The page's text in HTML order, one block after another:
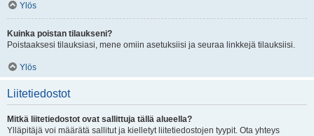
Ylös
Kuinka poistan tilaukseni?
Poistaaksesi tilauksiasi, mene omiin asetuksiisi ja seuraa linkkejä tilauksiisi.
Ylös
Liitetiedostot
Mitkä liitetiedostot ovat sallittuja tällä alueella?
Ylläpitäjä voi määrätä sallitut ja kielletyt liitetiedostojen tyypit. Ota yhteys